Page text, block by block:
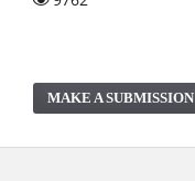
MAKE A SUBMISSION